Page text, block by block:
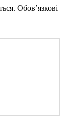
Обов’язкові